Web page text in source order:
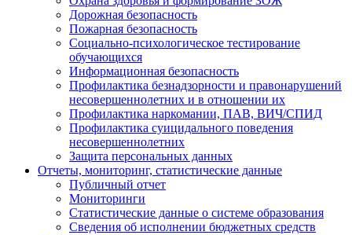
Дорожная безопасность
Пожарная безопасность
Социально-психологическое тестирование
обучающихся
Информационная безопасность
Профилактика безнадзорности и правонарушений
несовершеннолетних и в отношении их
Профилактика наркомании, ПАВ, ВИЧ/СПИД
Профилактика суицидального поведения
несовершеннолетних
Защита персональных данных
Отчеты, мониторинг, статистические данные
Публичный отчет
Мониторинги
Статистические данные о системе образования
Сведения об исполнении бюджетных средств